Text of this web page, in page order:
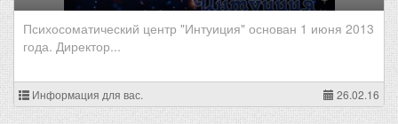
Психосоматический центр "Интуиция" основан 1 июня 2013
года. Директор...
Информация для вас. 26.02.16